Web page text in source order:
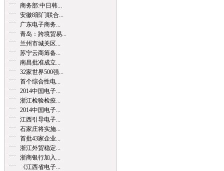
商务部:中日韩...
安徽8部门联合...
广东电子商务...
青岛：跨境贸易...
兰州市城关区...
苏宁云商筹备...
南昌批准成立...
32家世界500强...
首个综合性电...
2014中国电子...
浙江检验检疫...
2014中国电子...
江西引导电子...
石家庄将实施...
首批43家企业...
浙江外贸稳定...
浙商银行加入...
《江西省电子...